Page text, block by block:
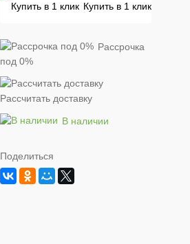
Купить в 1 клик
Рассрочка
под 0%
Рассчитать доставку
В наличии
Поделиться